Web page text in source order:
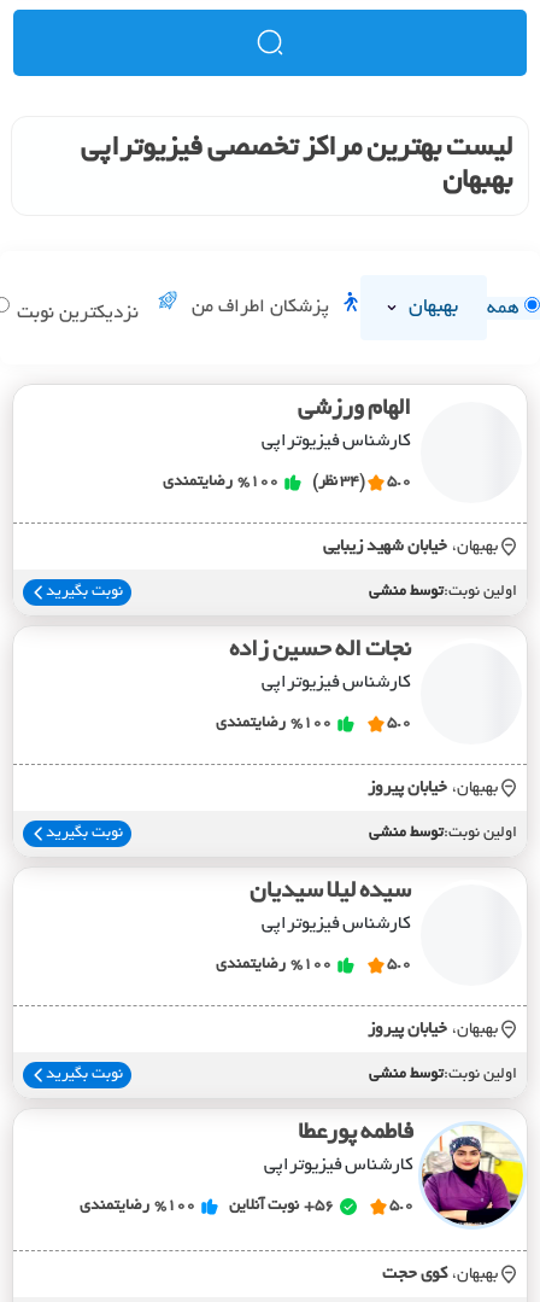
لیست بهترین مراکز تخصصی فیزیوتراپی
بهبهان
همه بهبهان پزشکان اطراف من نزدیکترین نوبت
الهام ورزشی
کارشناس فیزیوتراپی
5.0 (34 نظر) %100 رضایتمندی
بهبهان، خيابان شهيد زيبايي
اولین نوبت:توسط منشی نوبت بگیرید
نجات اله حسین زاده
کارشناس فیزیوتراپی
5.0
%100 رضایتمندی
بهبهان، خيابان پيروز
اولین نوبت:توسط منشی نوبت بگیرید
سیده لیلا سیدیان
کارشناس فیزیوتراپی
5.0
%100 رضایتمندی
بهبهان، خيابان پيروز
اولین نوبت:توسط منشی نوبت بگیرید
فاطمه پورعطا
کارشناس فیزیوتراپی
5.0
56+ نوبت آنلاین %100 رضایتمندی
بهبهان، کوي حجت